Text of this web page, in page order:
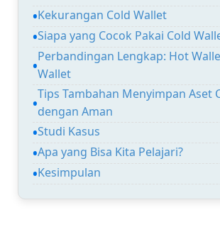
Kekurangan Cold Wallet
Siapa yang Cocok Pakai Cold
Perbandingan Lengkap: Hot
Wallet
Tips Tambahan Menyimpan Aset
dengan Aman
Studi Kasus
Apa yang Bisa Kita Pelajari?
Kesimpulan